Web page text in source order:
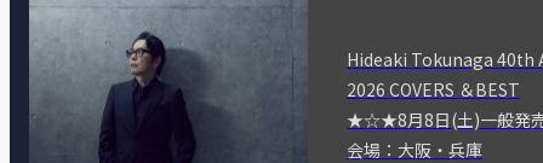
Hideaki Tokunaga 40th
2026 COVERS ＆BEST
★☆★8月8日(土)一般
会場：大阪・兵庫